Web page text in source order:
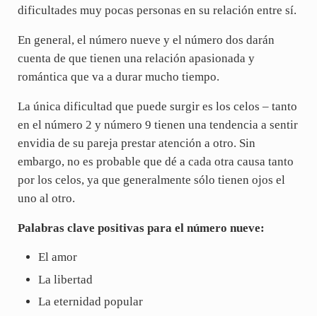
dificultades muy pocas personas en su relación entre sí.
En general, el número nueve y el número dos darán
cuenta de que tienen una relación apasionada y
romántica que va a durar mucho tiempo.
La única dificultad que puede surgir es los celos – tanto
en el número 2 y número 9 tienen una tendencia a sentir
envidia de su pareja prestar atención a otro. Sin
embargo, no es probable que dé a cada otra causa tanto
por los celos, ya que generalmente sólo tienen ojos el
uno al otro.
Palabras clave positivas para el número nueve:
El amor
La libertad
La eternidad popular